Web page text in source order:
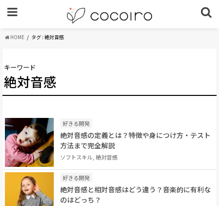
HOME タグ : 絶対音感
キーワード
絶対音感
好きる開発
絶対音感の定義とは？特徴や身につけ方・テスト
方法まで完全解説
ソフトスキル, 絶対音感
好きる開発
絶対音感と相対音感はどう違う？音楽的に有利な
のはどっち？